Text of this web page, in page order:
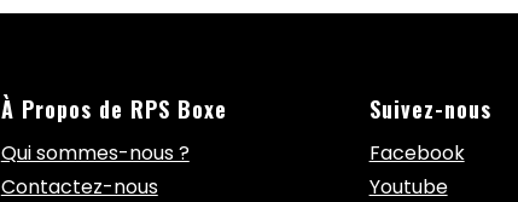
À Propos de RPS Boxe
Qui sommes-nous ?
Contactez-nous
Suivez-nous
Facebook
Youtube